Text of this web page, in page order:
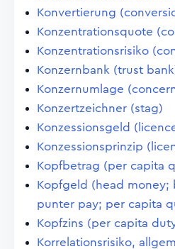
Konvertierung
Konzentrationsquote
Konzentrationsrisiko
Konzernbank (trust
Konzernumlage
Konzertzeichner (stag)
Konzessionsgeld
Konzessionsprinzip
Kopfbetrag (per capita
Kopfgeld (head money;
punter pay; per capita
Kopfzins (per capita
Korrelationsrisiko,